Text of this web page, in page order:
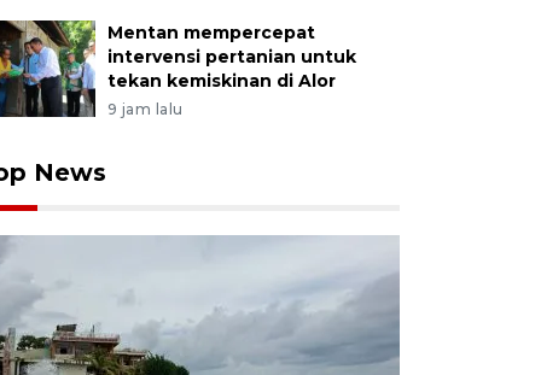
Mentan mempercepat
intervensi pertanian untuk
tekan kemiskinan di Alor
9 jam lalu
News